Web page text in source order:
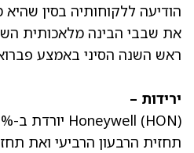
הודיעה ללקוחותיה בסין
את שבבי הבינה מלאכותית
ראש השנה הסיני באמצע
ירידות –
Honeywell (HON